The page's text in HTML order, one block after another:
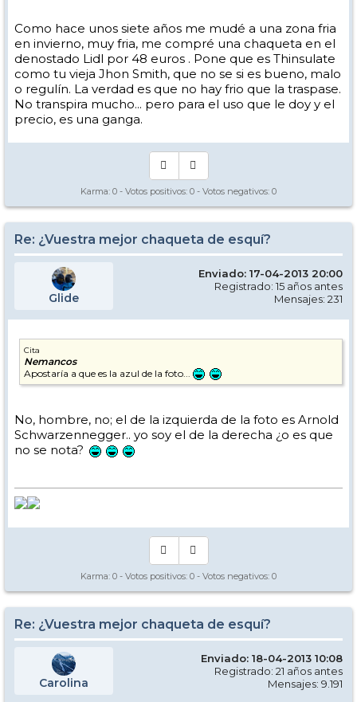
Como hace unos siete años me mudé a una zona fria
en invierno, muy fria, me compré una chaqueta en el
denostado Lidl por 48 euros . Pone que es Thinsulate
como tu vieja Jhon Smith, que no se si es bueno, malo
o regulín. La verdad es que no hay frio que la traspase.
No transpira mucho... pero para el uso que le doy y el
precio, es una ganga.
Karma: 0 - Votos positivos: 0 - Votos negativos: 0
Re: ¿Vuestra mejor chaqueta de esquí?
Glide
Enviado: 17-04-2013 20:00
Registrado: 15 años antes
Mensajes: 231
Cita
Nemancos
Apostaría a que es la azul de la foto...
No, hombre, no; el de la izquierda de la foto es Arnold
Schwarzennegger.. yo soy el de la derecha ¿o es que
no se nota?
Karma: 0 - Votos positivos: 0 - Votos negativos: 0
Re: ¿Vuestra mejor chaqueta de esquí?
Carolina
Enviado: 18-04-2013 10:08
Registrado: 21 años antes
Mensajes: 9.191